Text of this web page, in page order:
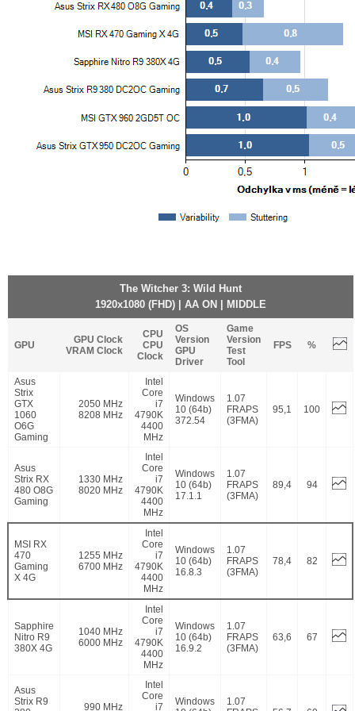
The Witcher 3: Wild Hunt
1920x1080 (FHD) | AA ON | MIDDLE
GPU
GPU Clock
VRAM Clock
CPU
CPU
Clock
OS
Version
GPU
Driver
Game
Version
Test
Tool
FPS %
Asus
Strix
GTX
1060
O6G
Gaming
2050 MHz
8208 MHz
Intel
Core
i7
4790K
4400
MHz
Windows
10 (64b)
372.54
1.07
FRAPS
(3FMA)
95,1 100
Asus
Strix RX
480 O8G
Gaming
1330 MHz
8020 MHz
Intel
Core
i7
4790K
4400
MHz
Windows
10 (64b)
17.1.1
1.07
FRAPS
(3FMA)
89,4 94
MSI RX
470
Gaming
X 4G
1255 MHz
6700 MHz
Intel
Core
i7
4790K
4400
MHz
Windows
10 (64b)
16.8.3
1.07
FRAPS
(3FMA)
78,4 82
Sapphire
Nitro R9
380X 4G
1040 MHz
6000 MHz
Intel
Core
i7
4790K
4400
MHz
Windows
10 (64b)
16.9.2
1.07
FRAPS
(3FMA)
63,6 67
Asus
Strix R9
990 MHz
Intel
Core
i7
Windows
1.07